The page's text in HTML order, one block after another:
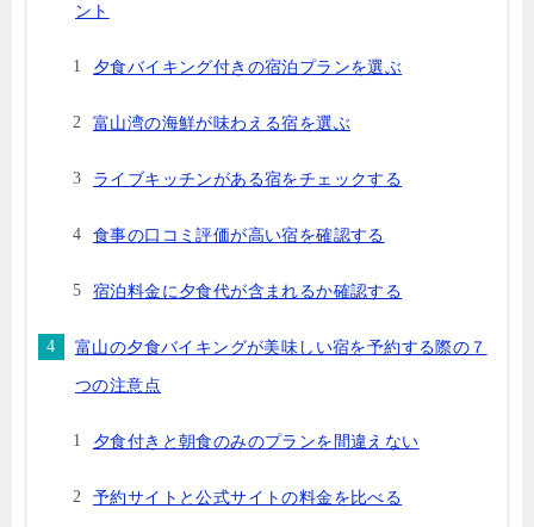
ント
夕食バイキング付きの宿泊プランを選ぶ
富山湾の海鮮が味わえる宿を選ぶ
ライブキッチンがある宿をチェックする
食事の口コミ評価が高い宿を確認する
宿泊料金に夕食代が含まれるか確認する
富山の夕食バイキングが美味しい宿を予約する際の７
つの注意点
夕食付きと朝食のみのプランを間違えない
予約サイトと公式サイトの料金を比べる